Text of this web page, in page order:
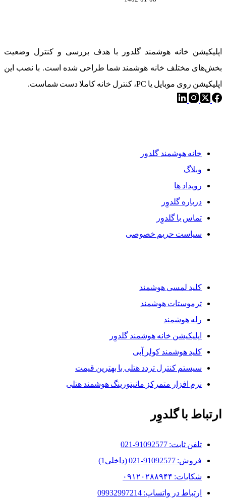
اپلیکیشن خانه هوشمند گلدور با هدف بررسی و کنترل وضعیت
بخش‌های مختلف خانه هوشمند شما طراحی شده است. با نصب این
اپلیکیشن روی موبایل یا PC، کنترل خانه کاملا دست شماست.
خانه هوشمند گلدور
وبلاگ
رویداد ها
درباره گلدوِر
تماس با گلدوِر
سیاست حریم خصوصی
کلید لمسی هوشمند
ترموستات هوشمند
رله هوشمند
اپلیکیشن خانه هوشمند گلدوِر
کلید هوشمند کولر آبی
سیستم کنترل تردد هتلی با بهترین قیمت
نرم افزار متمرکز مانیتورینگ هوشمند هتلی
ارتباط با گلدوِر
تلفن ثابت: 91092577-021
فروش: 91092577-021 (داخلی1)
شکایات: ۰۹۱۲۰۲۸۸۹۴۴
ارتباط در واتساپ: 09932997214